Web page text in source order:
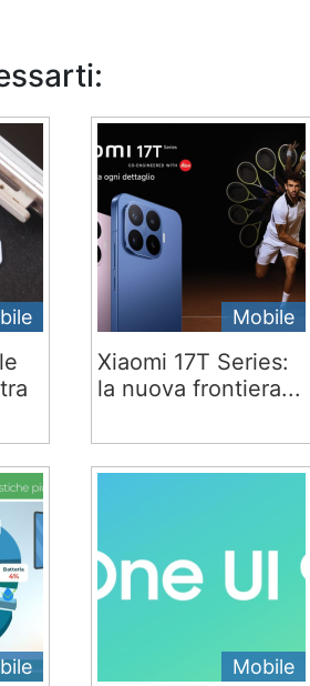
Mobile
Xiaomi 17T Series:
la nuova frontiera...
Mobile